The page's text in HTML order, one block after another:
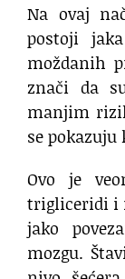
Na ovaj
postoji
moždanih
znači da
manjim
se pokazuju
Ovo je
trigliceridi i
jako
mozgu.